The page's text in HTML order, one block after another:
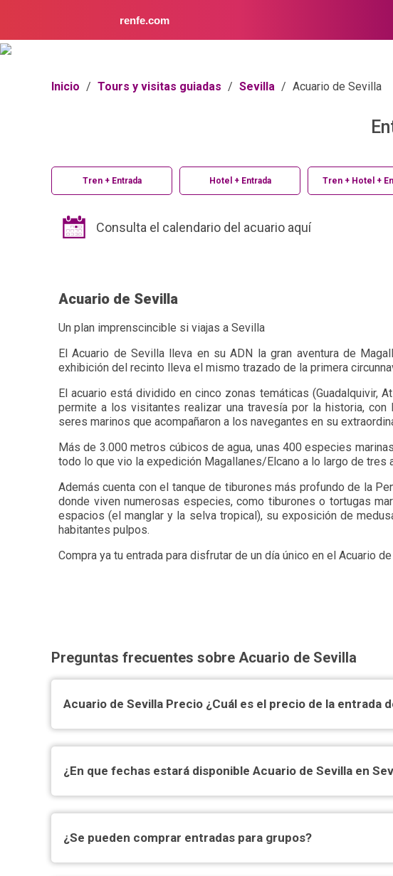
renfe.com
Inicio / Tours y visitas guiadas / Sevilla / Acuario de Sevilla
Tren + Entrada Hotel + Entrada Tren + Hotel +
Consulta el calendario del acuario aquí
Acuario de Sevilla
Un plan imprenscincible si viajas a Sevilla
El Acuario de Sevilla lleva en su ADN la gran aventura de
exhibición del recinto lleva el mismo trazado de la primera
El acuario está dividido en cinco zonas temáticas (Guadalquivir,
permite a los visitantes realizar una travesía por la historia,
seres marinos que acompañaron a los navegantes en su
Más de 3.000 metros cúbicos de agua, unas 400 especies
todo lo que vio la expedición Magallanes/Elcano a lo largo de tres
Además cuenta con el tanque de tiburones más profundo de la
donde viven numerosas especies, como tiburones o tortugas
espacios (el manglar y la selva tropical), su exposición de
habitantes pulpos.
Compra ya tu entrada para disfrutar de un día único en el Acuario
Preguntas frecuentes sobre Acuario de Sevilla
Acuario de Sevilla Precio ¿Cuál es el precio de la entrada
¿En que fechas estará disponible Acuario de Sevilla en
¿Se pueden comprar entradas para grupos?